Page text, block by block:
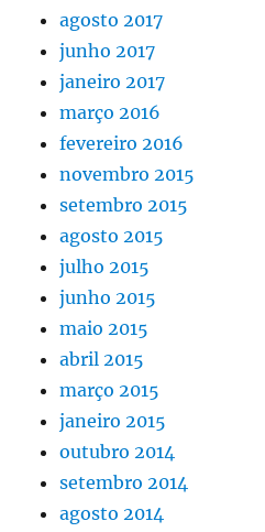
agosto 2017
junho 2017
janeiro 2017
março 2016
fevereiro 2016
novembro 2015
setembro 2015
agosto 2015
julho 2015
junho 2015
maio 2015
abril 2015
março 2015
janeiro 2015
outubro 2014
setembro 2014
agosto 2014